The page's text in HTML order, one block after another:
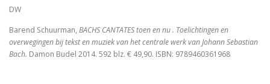
DW
Barend Schuurman, BACHS CANTATES toen en nu . Toelichtingen en
overwegingen bij tekst en muziek van het centrale werk van Johann Sebastian
Bach. Damon Budel 2014. 592 blz. € 49,90. ISBN: 9789460361968